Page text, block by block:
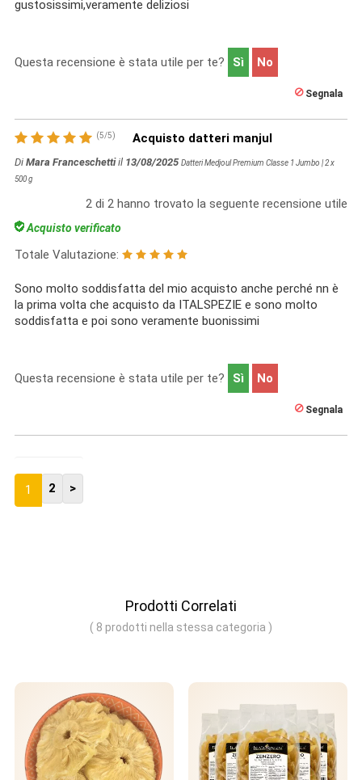
gustosissimi,veramente deliziosi
Questa recensione è stata utile per te? Sì No
Segnala
(5/5) Acquisto datteri manjul
Di Mara Franceschettiil 13/08/2025 Datteri Medjoul Premium Classe 1 Jumbo | 2 x
500 g
2 di 2 hanno trovato la seguente recensione utile
Acquisto verificato
Totale Valutazione:
Sono molto soddisfatta del mio acquisto anche perché nn è
la prima volta che acquisto da ITALSPEZIE e sono molto
soddisfatta e poi sono veramente buonissimi
Questa recensione è stata utile per te? Sì No
Segnala
1 2 >
Prodotti Correlati
( 8 prodotti nella stessa categoria )